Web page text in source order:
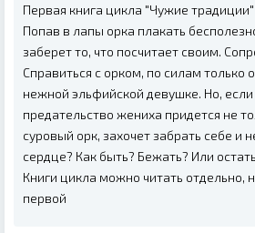
Первая книга цикла "Чужие традиции"
Попав в лапы орка плакать
заберет то, что посчитает своим.
Справиться с орком, по силам только
нежной эльфийской девушке. Но, если
предательство жениха придется не
суровый орк, захочет забрать себе и
сердце? Как быть? Бежать? Или
Книги цикла можно читать отдельно,
первой